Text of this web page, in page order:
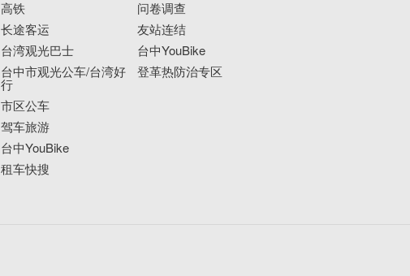
高铁
长途客运
台湾观光巴士
台中市观光公车/台湾好
行
市区公车
驾车旅游
台中YouBike
租车快搜
问卷调查
友站连结
台中YouBike
登革热防治专区